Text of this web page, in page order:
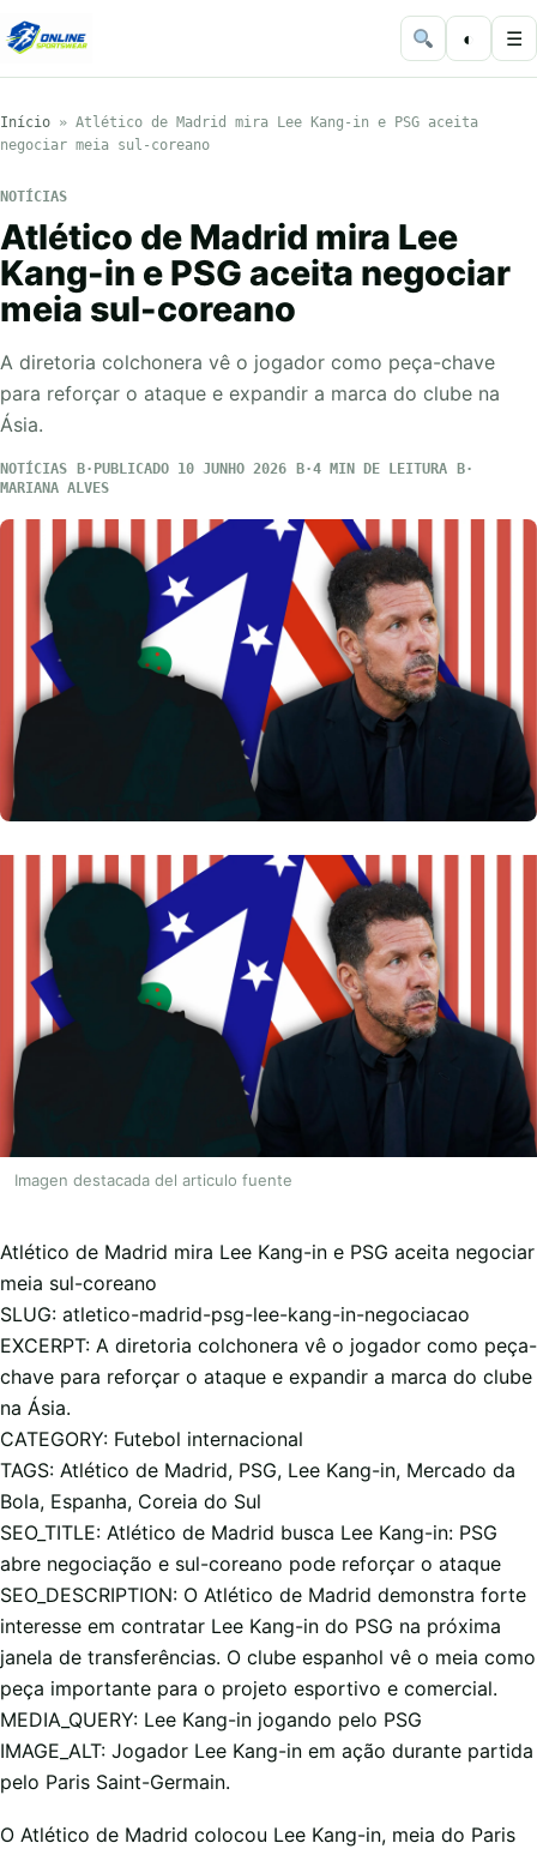
◐ ☰
Início » Atlético de Madrid mira Lee Kang-in e PSG aceita
negociar meia sul-coreano
NOTÍCIAS
Atlético de Madrid mira Lee
Kang-in e PSG aceita negociar
meia sul-coreano
A diretoria colchonera vê o jogador como peça-chave
para reforçar o ataque e expandir a marca do clube na
Ásia.
NOTÍCIAS PUBLICADO 10 JUNHO 2026
4 MIN DE LEITURA
MARIANA ALVES
Imagen destacada del articulo fuente
Atlético de Madrid mira Lee Kang-in e PSG aceita negociar
meia sul-coreano
SLUG: atletico-madrid-psg-lee-kang-in-negociacao
EXCERPT: A diretoria colchonera vê o jogador como peça-
chave para reforçar o ataque e expandir a marca do clube
na Ásia.
CATEGORY: Futebol internacional
TAGS: Atlético de Madrid, PSG, Lee Kang-in, Mercado da
Bola, Espanha, Coreia do Sul
SEO_TITLE: Atlético de Madrid busca Lee Kang-in: PSG
abre negociação e sul-coreano pode reforçar o ataque
SEO_DESCRIPTION: O Atlético de Madrid demonstra forte
interesse em contratar Lee Kang-in do PSG na próxima
janela de transferências. O clube espanhol vê o meia como
peça importante para o projeto esportivo e comercial.
MEDIA_QUERY: Lee Kang-in jogando pelo PSG
IMAGE_ALT: Jogador Lee Kang-in em ação durante partida
pelo Paris Saint-Germain.
O Atlético de Madrid colocou Lee Kang-in, meia do Paris